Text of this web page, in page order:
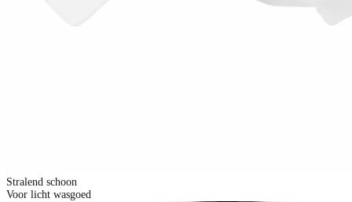
Stralend schoon
Voor licht wasgoed